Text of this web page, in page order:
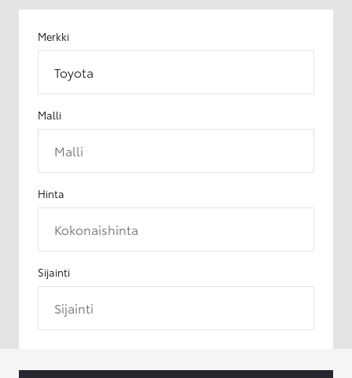
Merkki
Toyota
Malli
Malli
Hinta
Kokonaishinta
Sijainti
Sijainti